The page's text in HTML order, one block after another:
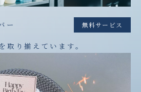
ー 無料サービス
取り揃えています。